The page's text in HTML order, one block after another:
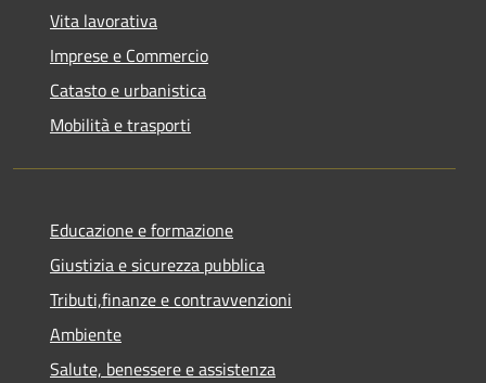
Vita lavorativa
Imprese e Commercio
Catasto e urbanistica
Mobilità e trasporti
Educazione e formazione
Giustizia e sicurezza pubblica
Tributi,finanze e contravvenzioni
Ambiente
Salute, benessere e assistenza